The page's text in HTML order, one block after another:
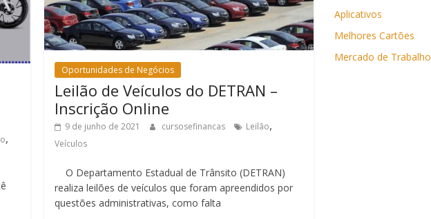
,
Oportunidades de Negócios
Leilão de Veículos do DETRAN –
Inscrição Online
9 de junho de 2021 cursosefinancas Leilão,
Veículos
O Departamento Estadual de Trânsito (DETRAN)
realiza leilões de veículos que foram apreendidos por
questões administrativas, como falta
Aplicativos
Melhores Cartões
Mercado de Trabalho